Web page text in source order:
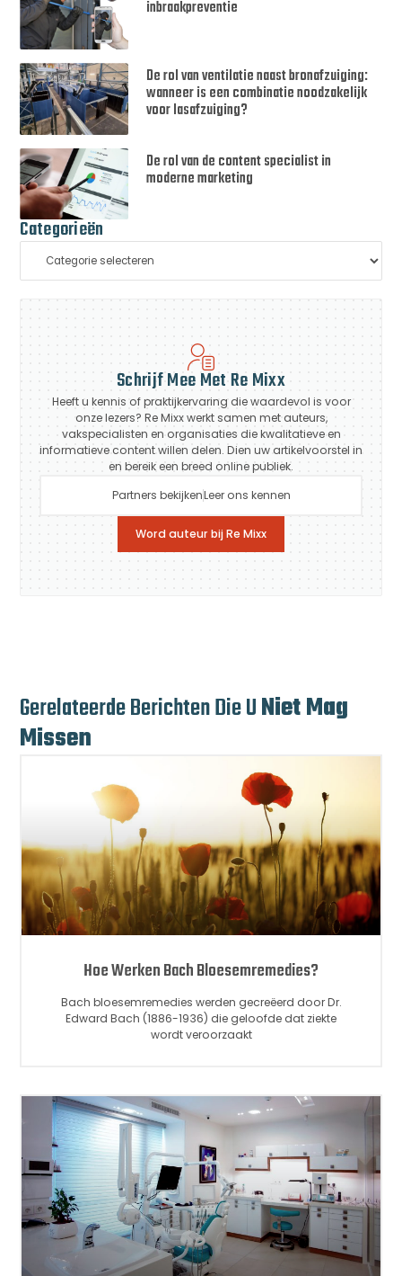
inbraakpreventie
De rol van ventilatie naast bronafzuiging:
wanneer is een combinatie noodzakelijk
voor lasafzuiging?
De rol van de content specialist in
moderne marketing
Categorieën
Schrijf Mee Met Re Mixx
Heeft u kennis of praktijkervaring die waardevol is voor
onze lezers? Re Mixx werkt samen met auteurs,
vakspecialisten en organisaties die kwalitatieve en
informatieve content willen delen. Dien uw artikelvoorstel in
en bereik een breed online publiek.
Partners bekijkenLeer ons kennen
Word auteur bij Re Mixx
Gerelateerde Berichten Die UNiet Mag
Missen
Hoe Werken Bach Bloesemremedies?
Bach bloesemremedies werden gecreëerd door Dr.
Edward Bach (1886-1936) die geloofde dat ziekte
wordt veroorzaakt